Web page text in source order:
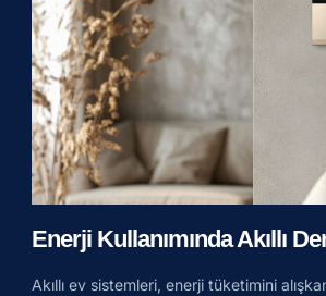
Enerji Kullanımında Akıllı
Akıllı ev sistemleri, enerji tüketimini